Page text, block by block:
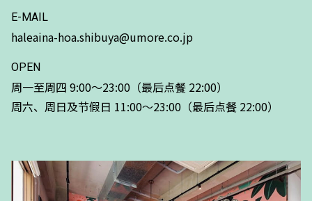
E-MAIL
haleaina-hoa.shibuya@umore.co.jp
OPEN
周一至周四 9:00〜23:00（最后点餐 22:00）
周六、周日及节假日 11:00〜23:00（最后点餐 22:00）